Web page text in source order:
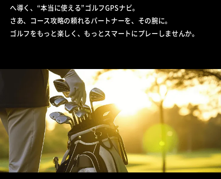
へ導く、“本当に使える”ゴルフGPSナビ。
さあ、コース攻略の頼れるパートナーを、その腕に。
ゴルフをもっと楽しく、もっとスマートにプレーしませんか。